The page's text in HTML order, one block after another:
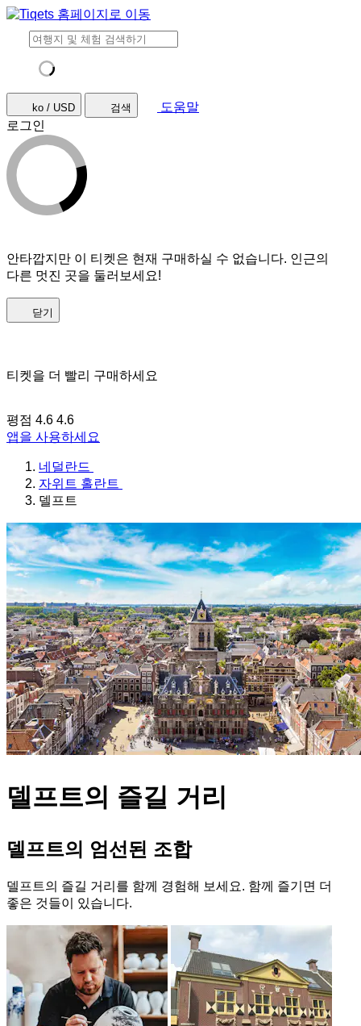
ko / USD 검색
도움말
로그인
안타깝지만 이 티켓은 현재 구매하실 수 없습니다. 인근의
다른 멋진 곳을 둘러보세요!
닫기
티켓을 더 빨리 구매하세요
평점 4.6 4.6
앱을 사용하세요
네덜란드
자위트 홀란트
델프트
델프트의 즐길 거리
델프트의 엄선된 조합
델프트의 즐길 거리를 함께 경험해 보세요. 함께 즐기면 더
좋은 것들이 있습니다.